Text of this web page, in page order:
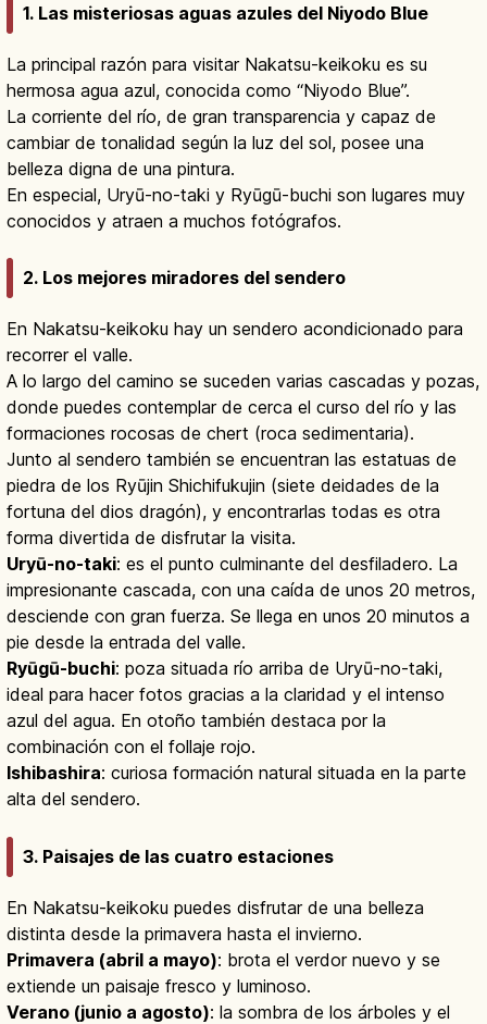
1. Las misteriosas aguas azules del Niyodo Blue
La principal razón para visitar Nakatsu-keikoku es su
hermosa agua azul, conocida como “Niyodo Blue”.
La corriente del río, de gran transparencia y capaz de
cambiar de tonalidad según la luz del sol, posee una
belleza digna de una pintura.
En especial, Uryū-no-taki y Ryūgū-buchi son lugares muy
conocidos y atraen a muchos fotógrafos.
2. Los mejores miradores del sendero
En Nakatsu-keikoku hay un sendero acondicionado para
recorrer el valle.
A lo largo del camino se suceden varias cascadas y pozas,
donde puedes contemplar de cerca el curso del río y las
formaciones rocosas de chert (roca sedimentaria).
Junto al sendero también se encuentran las estatuas de
piedra de los Ryūjin Shichifukujin (siete deidades de la
fortuna del dios dragón), y encontrarlas todas es otra
forma divertida de disfrutar la visita.
Uryū-no-taki: es el punto culminante del desfiladero. La
impresionante cascada, con una caída de unos 20 metros,
desciende con gran fuerza. Se llega en unos 20 minutos a
pie desde la entrada del valle.
Ryūgū-buchi: poza situada río arriba de Uryū-no-taki,
ideal para hacer fotos gracias a la claridad y el intenso
azul del agua. En otoño también destaca por la
combinación con el follaje rojo.
Ishibashira: curiosa formación natural situada en la parte
alta del sendero.
3. Paisajes de las cuatro estaciones
En Nakatsu-keikoku puedes disfrutar de una belleza
distinta desde la primavera hasta el invierno.
Primavera (abril a mayo): brota el verdor nuevo y se
extiende un paisaje fresco y luminoso.
Verano (junio a agosto): la sombra de los árboles y el